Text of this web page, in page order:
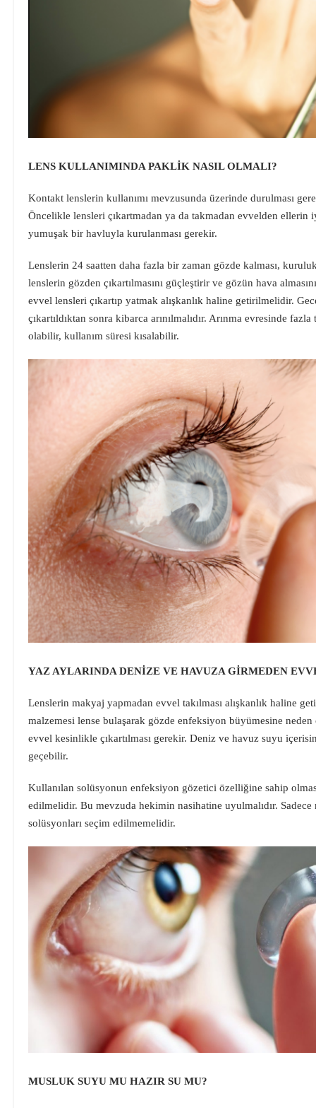
LENS KULLANIMINDA PAKLİK NASIL OLMALI?
Kontakt lenslerin kullanımı mevzusunda üzerinde durulması
Öncelikle lensleri çıkartmadan ya da takmadan evvelden ellerin
yumuşak bir havluyla kurulanması gerekir.
Lenslerin 24 saatten daha fazla bir zaman gözde kalması,
lenslerin gözden çıkartılmasını güçleştirir ve gözün hava
evvel lensleri çıkartıp yatmak alışkanlık haline getirilmelidir.
çıkartıldıktan sonra kibarca arınılmalıdır. Arınma evresinde
olabilir, kullanım süresi kısalabilir.
YAZ AYLARINDA DENİZE VE HAVUZA GİRMEDEN
Lenslerin makyaj yapmadan evvel takılması alışkanlık haline
malzemesi lense bulaşarak gözde enfeksiyon büyümesine
evvel kesinlikle çıkartılması gerekir. Deniz ve havuz suyu
geçebilir.
Kullanılan solüsyonun enfeksiyon gözetici özelliğine sahip
edilmelidir. Bu mevzuda hekimin nasihatine uyulmalıdır.
solüsyonları seçim edilmemelidir.
MUSLUK SUYU MU HAZIR SU MU?